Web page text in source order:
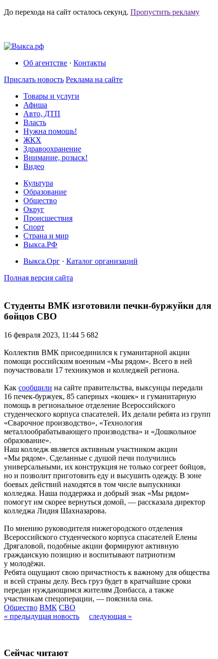
До перехода на сайт осталось секунд. Пропустить рекламу
Об агентстве · Контакты
Прислать новость Реклама на сайте
Товары и услуги
Афиша
Авто, ДТП
Власть
Нужна помощь!
ЖКХ
Здравоохранение
Внимание, розыск!
Видео
Культура
Образование
Общество
Округ
Происшествия
Спорт
Страна и мир
Выкса.РФ
Выкса.Орг · Каталог организаций
Полная версия сайта
Студенты ВМК изготовили печки-буржуйки для
бойцов СВО
16 февраля 2023, 11:44 5 682
Коллектив ВМК присоединился к гуманитарной акции
помощи российским военным «Мы рядом». Всего в ней
поучаствовали 17 техникумов и колледжей региона.
Как сообщили на сайте правительства, выксунцы передали
16 печек-буржуек, 85 саперных «кошек» и гуманитарную
помощь в региональное отделение Всероссийского
студенческого корпуса спасателей. Их делали ребята из групп
«Сварочное производство», «Технология
металлообрабатывающего производства» и «Дошкольное
образование».
Наш колледж является активным участником акции
«Мы рядом». Сделанные с душой печи получились
универсальными, их конструкция не только согреет бойцов,
но и позволит приготовить еду и высушить одежду. В зоне
боевых действий находятся в том числе выпускники
колледжа. Наша поддержка и добрый знак «Мы рядом»
помогут им скорее вернуться домой, — рассказала директор
колледжа Лидия Шахназарова.
По мнению руководителя нижегородского отделения
Всероссийского студенческого корпуса спасателей Елены
Дрягаловой, подобные акции формируют активную
гражданскую позицию и воспитывают патриотизм
у молодёжи.
Ребята ощущают свою причастность к важному для общества
и всей страны делу. Весь груз будет в кратчайшие сроки
передан нуждающимся жителям Донбасса, а также
участникам спецоперации, — пояснила она.
Общество ВМК СВО
« предыдущая новость
следующая »
Сейчас читают